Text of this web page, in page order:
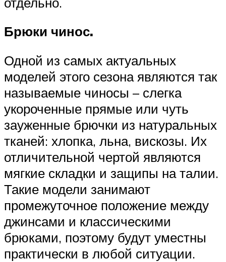
Брюки чинос.
Одной из самых актуальных
моделей этого сезона являются так
называемые чиносы – слегка
укороченные прямые или чуть
зауженные брючки из натуральных
тканей: хлопка, льна, вискозы. Их
отличительной чертой являются
мягкие складки и защипы на талии.
Такие модели занимают
промежуточное положение между
джинсами и классическими
брюками, поэтому будут уместны
практически в любой ситуации.